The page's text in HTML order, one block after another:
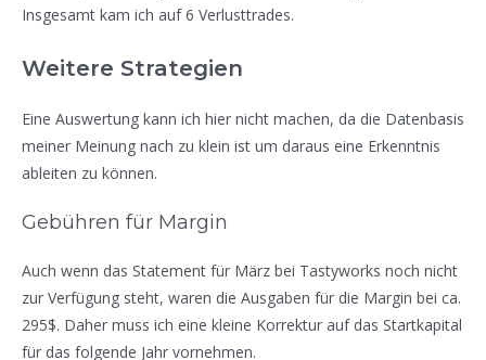
Insgesamt kam ich auf 6 Verlusttrades.
Weitere Strategien
Eine Auswertung kann ich hier nicht machen, da die Datenbasis
meiner Meinung nach zu klein ist um daraus eine Erkenntnis
ableiten zu können.
Gebühren für Margin
Auch wenn das Statement für März bei Tastyworks noch nicht
zur Verfügung steht, waren die Ausgaben für die Margin bei ca.
295$. Daher muss ich eine kleine Korrektur auf das Startkapital
für das folgende Jahr vornehmen.